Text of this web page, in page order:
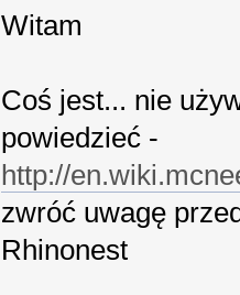
Witam
Coś jest... nie
powiedzieć -
http://
zwróć uwagę
Rhinonest